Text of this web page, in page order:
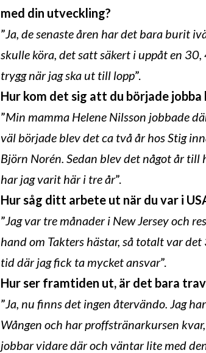
med din utveckling?
”Ja, de senaste åren har det bara burit
skulle köra, det satt säkert i uppåt en
trygg när jag ska ut till lopp”.
Hur kom det sig att du började jobba
”Min mamma Helene Nilsson jobbade
väl började blev det ca två år hos Stig
Björn Norén. Sedan blev det något år till
har jag varit här i tre år”.
Hur såg ditt arbete ut när du var i
”Jag var tre månader i New Jersey och
hand om Takters hästar, så totalt var
tid där jag fick ta mycket ansvar”.
Hur ser framtiden ut, är det bara
”Ja, nu finns det ingen återvändo. Jag
Wången och har proffstränarkursen
jobbar vidare där och väntar lite med